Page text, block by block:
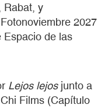
Rabat, y
2027
Espacio de las
Lejos lejos junto a
Films (Capítulo